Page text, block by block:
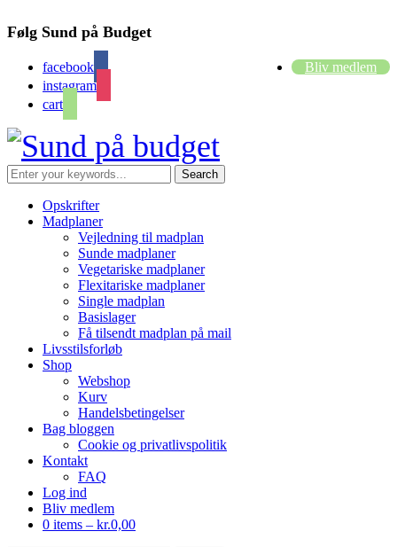
Følg Sund på Budget
facebook
instagram
cart
Bliv medlem
Opskrifter
Madplaner
Vejledning til madplan
Sunde madplaner
Vegetariske madplaner
Flexitariske madplaner
Single madplan
Basislager
Få tilsendt madplan på mail
Livsstilsforløb
Shop
Webshop
Kurv
Handelsbetingelser
Bag bloggen
Cookie og privatlivspolitik
Kontakt
FAQ
Log ind
Bliv medlem
0 items – kr.0,00